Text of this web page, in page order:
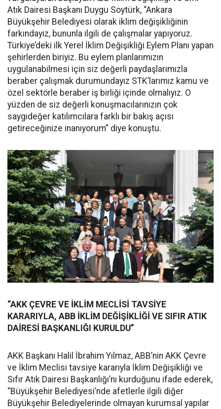
Atık Dairesi Başkanı Duygu Soytürk, “Ankara
Büyükşehir Belediyesi olarak iklim değişikliğinin
farkındayız, bununla ilgili de çalışmalar yapıyoruz.
Türkiye’deki ilk Yerel İklim Değişikliği Eylem Planı yapan
şehirlerden biriyiz. Bu eylem planlarımızın
uygulanabilmesi için siz değerli paydaşlarımızla
beraber çalışmak durumundayız STK’larımız kamu ve
özel sektörle beraber iş birliği içinde olmalıyız. O
yüzden de siz değerli konuşmacılarınızın çok
saygıdeğer katılımcılara farklı bir bakış açısı
getireceğinize inanıyorum” diye konuştu.
“AKK ÇEVRE VE İKLİM MECLİSİ TAVSİYE
KARARIYLA, ABB İKLİM DEĞİŞİKLİĞİ VE SIFIR ATIK
DAİRESİ BAŞKANLIĞI KURULDU”
AKK Başkanı Halil İbrahim Yılmaz, ABB’nin AKK Çevre
ve İklim Meclisi tavsiye kararıyla İklim Değişikliği ve
Sıfır Atık Dairesi Başkanlığı’nı kurduğunu ifade ederek,
“Büyükşehir Belediyesi’nde afetlerle ilgili diğer
Büyükşehir Belediyelerinde olmayan kurumsal yapılar